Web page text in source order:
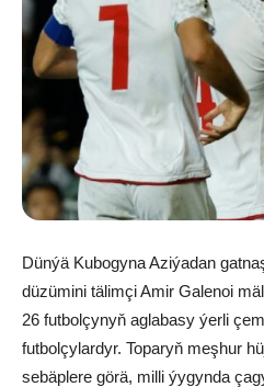
Dünýä Kubogyna Aziýadan
düzümini tälimçi Amir Galenoi
26 futbolçynyň aglabasy ýerli
futbolçylardyr. Toparyň meşhur
sebäplere görä, milli ýygynda